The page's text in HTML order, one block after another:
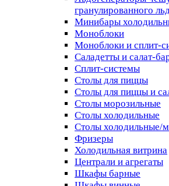
гранулированного
Минибары
Моноблоки
Моноблоки и сплит-
Саладетты и салат-
Сплит-системы
Столы для пиццы
Столы для пиццы и
Столы морозильные
Столы холодильные
Столы холодильные/
Фризеры
Холодильная витрина
Централи и агрегаты
Шкафы барные